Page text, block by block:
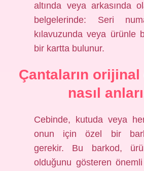
altında veya arkasında
belgelerinde: Seri
kılavuzunda veya ürünle
bir kartta bulunur.
Çantaların
nasıl
Cebinde, kutuda veya
onun için özel bir
gerekir. Bu barkod,
olduğunu gösteren